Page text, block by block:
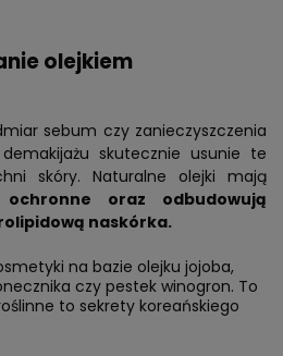
olejkiem
sebum czy zanieczyszczenia
skutecznie usunie te
skóry. Naturalne olejki mają
ochronne oraz odbudowują
naskórka.
na bazie olejku jojoba,
czy pestek winogron. To
to sekrety koreańskiego